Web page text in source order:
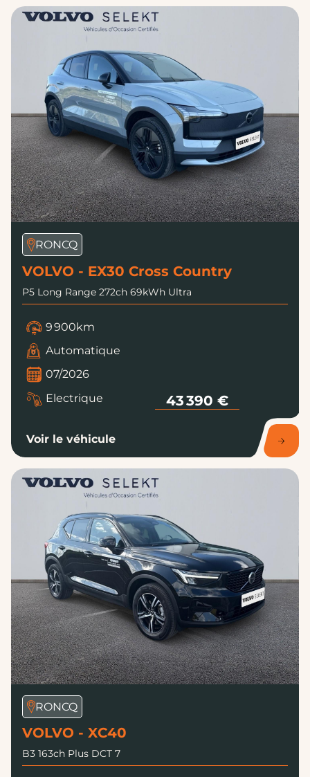
RONCQ
VOLVO - EX30 Cross Country
P5 Long Range 272ch 69kWh Ultra
9 900km
Automatique
07/2026
Electrique
43 390 €
Voir le véhicule
RONCQ
VOLVO - XC40
B3 163ch Plus DCT 7